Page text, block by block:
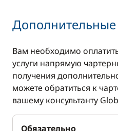
печь
Морозилка
Плита
Холодильник
Дополнительные
Вам необходимо
услуги напрямую
получения
можете обратиться к
вашему консультанту
Обязательно